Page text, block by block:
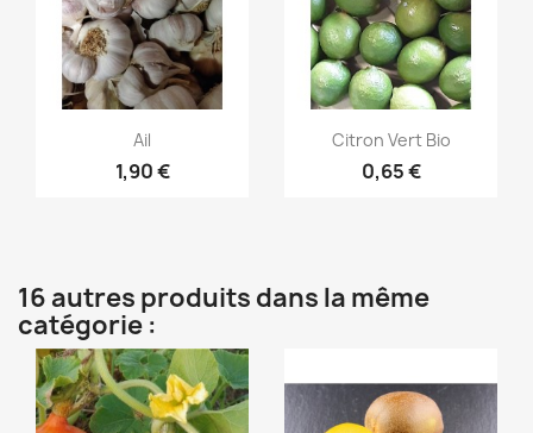
Aperçu rapide
Ail
1,90 €
Aperçu rapide
Citron Vert Bio
0,65 €
16 autres produits dans la même
catégorie :